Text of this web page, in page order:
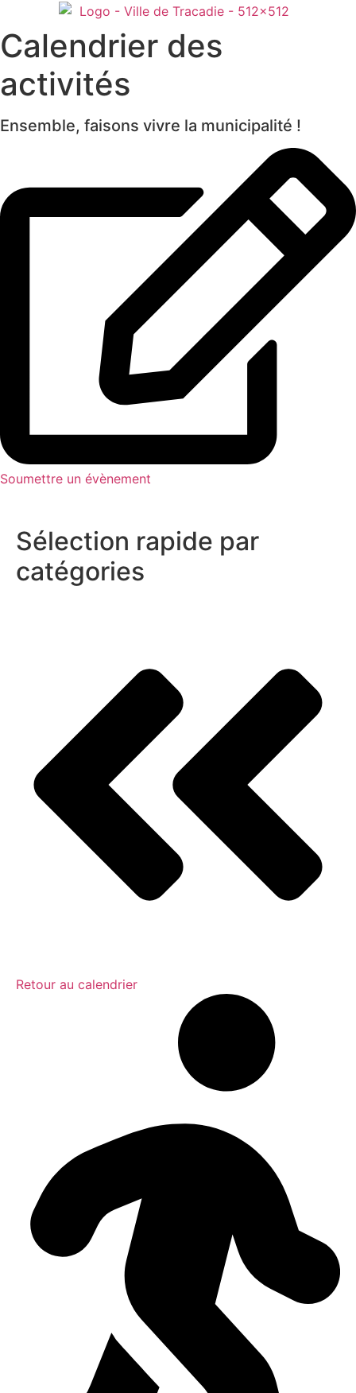
Calendrier des
activités
Ensemble, faisons vivre la municipalité !
Soumettre un évènement
Sélection rapide par
catégories
Retour au calendrier